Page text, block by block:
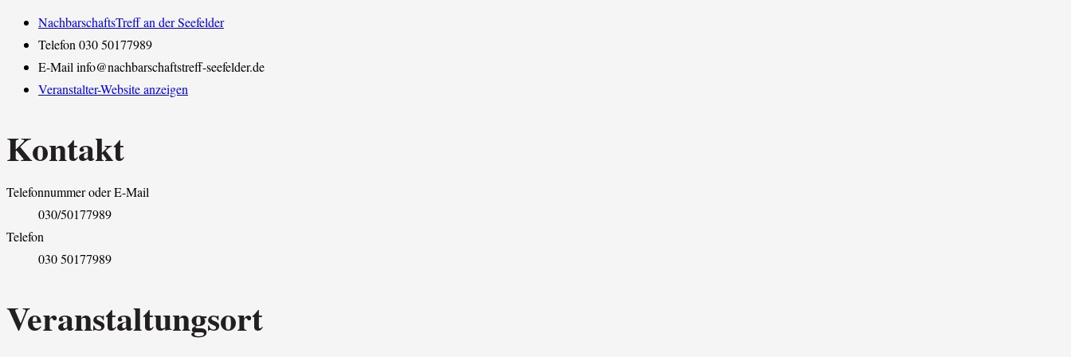
NachbarschaftsTreff an der Seefelder
Telefon 030 50177989
E-Mail info@nachbarschaftstreff-seefelder.de
Veranstalter-Website anzeigen
Kontakt
Telefonnummer oder E-Mail
030/50177989
Telefon
030 50177989
Veranstaltungsort